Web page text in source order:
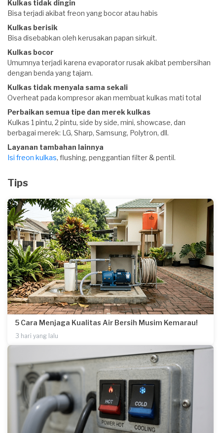
Kulkas tidak dingin
Bisa terjadi akibat freon yang bocor atau habis
Kulkas berisik
Bisa disebabkan oleh kerusakan papan sirkuit.
Kulkas bocor
Umumnya terjadi karena evaporator rusak akibat pembersihan
dengan benda yang tajam.
Kulkas tidak menyala sama sekali
Overheat pada kompresor akan membuat kulkas mati total
Perbaikan semua tipe dan merek kulkas
Kulkas 1 pintu, 2 pintu, side by side, mini, showcase, dan
berbagai merek: LG, Sharp, Samsung, Polytron, dll.
Layanan tambahan lainnya
Isi freon kulkas, flushing, penggantian filter & pentil.
Tips
5 Cara Menjaga Kualitas Air Bersih Musim Kemarau!
3 hari yang lalu